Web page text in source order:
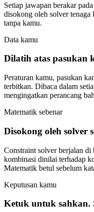
Setiap jawapan berakar
disokong oleh solver tenaga
tanpa kamu.
Data kamu
Dilatih atas pasukan
Peraturan kamu, pasukan
terbitkan. Dibaca dalam
mengingatkan perancang
Matematik sebenar
Disokong oleh solver
Constraint solver berjalan di
kombinasi dinilai terhadap
Matematik betul sebelum
Keputusan kamu
Ketuk untuk sahkan.